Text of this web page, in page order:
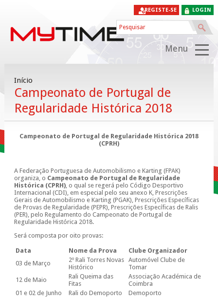
LOGIN
REGISTE-SE
Menu
Início
Campeonato de Portugal de
Regularidade Histórica 2018
Campeonato de Portugal de Regularidade Histórica 2018
(CPRH)
A Federação Portuguesa de Automobilismo e Karting (FPAK)
organiza, o Campeonato de Portugal de Regularidade
Histórica (CPRH), o qual se regerá pelo Código Desportivo
Internacional (CDI), em especial pelo seu anexo K, Prescrições
Gerais de Automobilismo e Karting (PGAK), Prescrições Específicas
de Provas de Regularidade (PEPR), Prescrições Específicas de Ralis
(PER), pelo Regulamento do Campeonato de Portugal de
Regularidade Histórica 2018.
Será composta por oito provas:
Data Nome da Prova
Clube Organizador
03 de Março
2º Rali Torres Novas
Histórico
Automóvel Clube de
Tomar
12 de Maio
Rali Queima das
Fitas
Associação Académica de
Coimbra
01 e 02 de Junho
Rali do Demoporto
Demoporto